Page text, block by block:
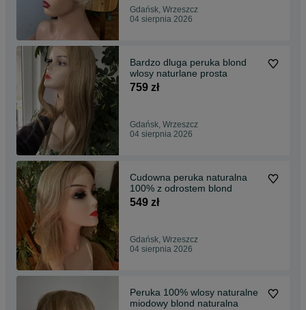
Gdańsk, Wrzeszcz
04 sierpnia 2026
Bardzo dluga peruka blond
wlosy naturlane prosta
759 zł
Gdańsk, Wrzeszcz
04 sierpnia 2026
Cudowna peruka naturalna
100% z odrostem blond
549 zł
Gdańsk, Wrzeszcz
04 sierpnia 2026
Peruka 100% wlosy naturalne
miodowy blond naturalna